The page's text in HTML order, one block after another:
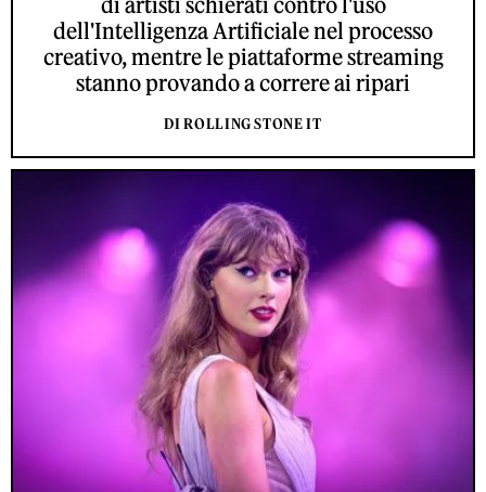
dell'Intelligenza Artificiale nel processo
creativo, mentre le piattaforme streaming
stanno provando a correre ai ripari
DI ROLLING STONE IT